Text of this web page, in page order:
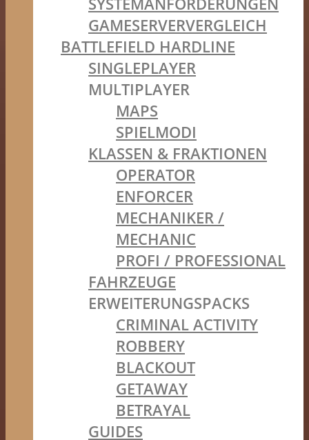
GAMESERVERVERGLEICH
BATTLEFIELD HARDLINE
SINGLEPLAYER
MULTIPLAYER
MAPS
SPIELMODI
KLASSEN & FRAKTIONEN
OPERATOR
ENFORCER
MECHANIKER /
MECHANIC
PROFI / PROFESSIONAL
FAHRZEUGE
ERWEITERUNGSPACKS
CRIMINAL ACTIVITY
ROBBERY
BLACKOUT
GETAWAY
BETRAYAL
GUIDES